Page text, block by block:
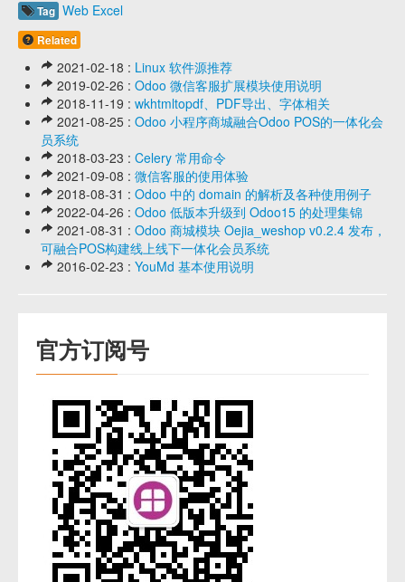
Tag Web Excel
Related
2021-02-18 : Linux 软件源推荐
2019-02-26 : Odoo 微信客服扩展模块使用说明
2018-11-19 : wkhtmltopdf、PDF导出、字体相关
2021-08-25 : Odoo 小程序商城融合Odoo POS的一体化会
员系统
2018-03-23 : Celery 常用命令
2021-09-08 : 微信客服的使用体验
2018-08-31 : Odoo 中的 domain 的解析及各种使用例子
2022-04-26 : Odoo 低版本升级到 Odoo15 的处理集锦
2021-08-31 : Odoo 商城模块 Oejia_weshop v0.2.4 发布，
可融合POS构建线上线下一体化会员系统
2016-02-23 : YouMd 基本使用说明
官方订阅号